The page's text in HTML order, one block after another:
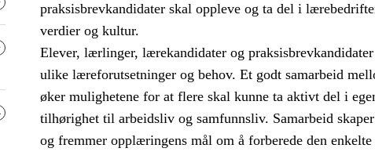
praksisbrevkandidater skal oppleve og ta del i
verdier og kultur.
Elever, lærlinger, lærekandidater og
ulike læreforutsetninger og behov. Et godt samarbeid
øker mulighetene for at flere skal kunne ta aktivt del i
tilhørighet til arbeidsliv og samfunnsliv. Samarbeid
og fremmer opplæringens mål om å forberede den